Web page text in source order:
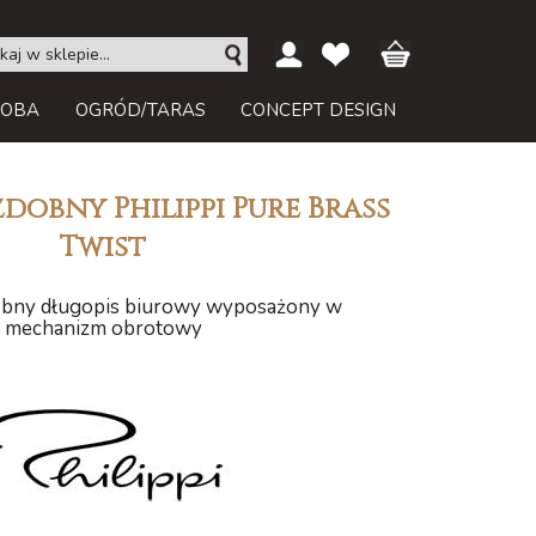
OGRÓD/TARAS CONCEPT DESIGN
Philippi Pure Brass
Twist
długopis biurowy wyposażony w
mechanizm obrotowy